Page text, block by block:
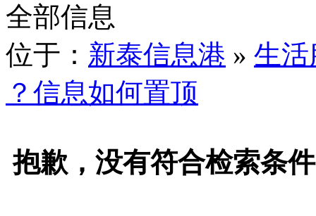
全部信息
位于： 新泰信息港 » 生活
？信息如何置顶
抱歉，没有符合检索条